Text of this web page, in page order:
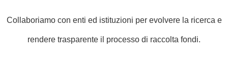
Collaboriamo con enti ed istituzioni per evolvere la ricerca e
rendere trasparente il processo di raccolta fondi.